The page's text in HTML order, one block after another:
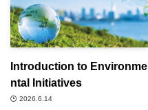
Introduction to Environme
ntal Initiatives
2026.6.14